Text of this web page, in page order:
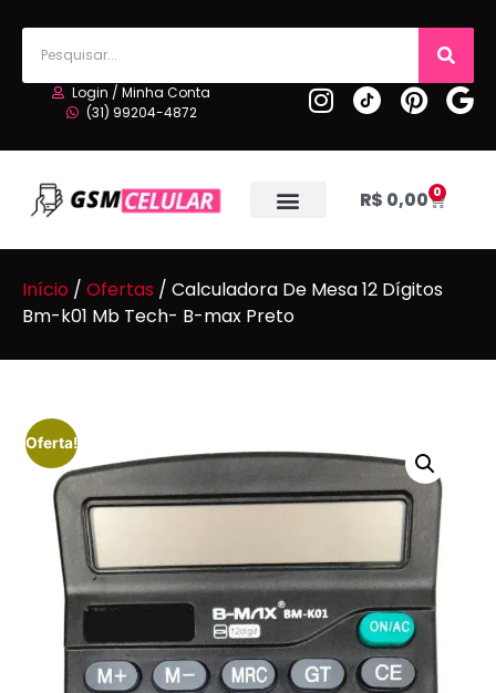
Login / Minha Conta
(31) 99204-4872
R$ 0,00 0
Início / Ofertas / Calculadora De Mesa 12 Dígitos
Bm-k01 Mb Tech- B-max Preto
Oferta!